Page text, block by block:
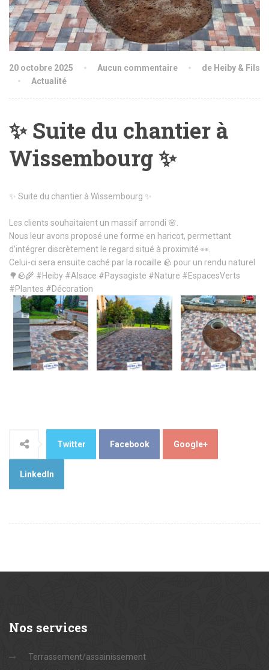
20 octobre 2025 Aucun commentaire
de Heiby & Fils
Actualité
✨ Suite du chantier à
Wissembourg ✨
✨ Suite du chantier à Wissembourg ✨
Les clients souhaitaient un massif arrondi 🌸.
Nous leur avons proposé une forme en haricot, permettant
d’intégrer discrètement le regard situé à proximité 👀.
Celui-ci sera ensuite caché par la rocaille 🪨 pour un rendu naturel
🌳🪨🌾 #Heiby #Alsace #Paysagiste #Nature #EspacesVerts
#Plantes #Décoration
Twitter Facebook Google+
LinkedIn
Nos services
Terrassement/assainissement